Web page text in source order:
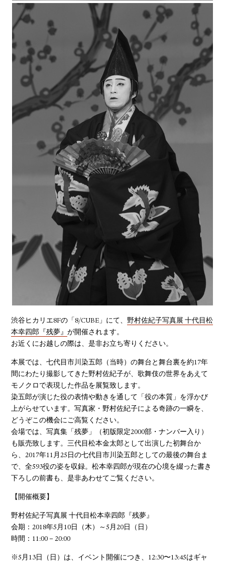
渋谷ヒカリエ8Fの「8/CUBE」にて、野村佐紀子写真展 十代目松
本幸四郎『残夢』が開催されます。
お近くにお越しの際は、是非お立ち寄りください。
本展では、七代目市川染五郎（当時）の舞台と舞台裏を約17年
間にわたり撮影してきた野村佐紀子が、歌舞伎の世界をあえて
モノクロで表現した作品を展覧致します。
染五郎が演じた役の表情や動きを通して「役の本質」を浮かび
上がらせています。写真家・野村佐紀子による奇跡の一瞬を、
どうぞこの機会にご高覧ください。
会場では、写真集「残夢」（初版限定2000部・ナンバー入り）
も販売致します。三代目松本金太郎として出演した初舞台か
ら、2017年11月25日の七代目市川染五郎としての最後の舞台ま
で、全593役の姿を収録。松本幸四郎が現在の心境を綴った書き
下ろしの前書も、是非あわせてご覧ください。
【開催概要】
野村佐紀子写真展 十代目松本幸四郎『残夢』
会期：2018年5月10日（木）～5月20日（日）
時間：11:00－20:00
※5月13日（日）は、イベント開催につき、12:30〜13:45はギャ